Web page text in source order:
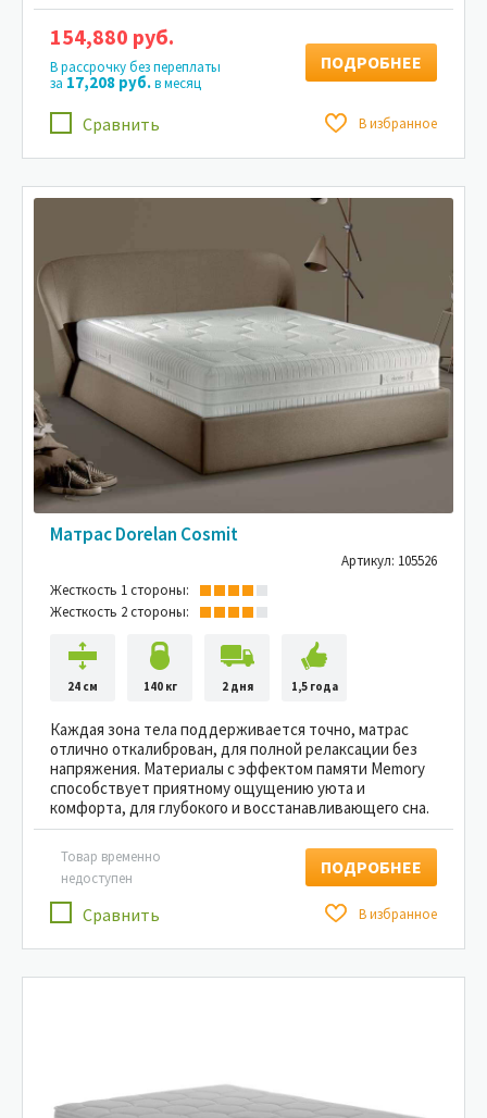
Сравнить В избранное
154,880 руб.
В рассрочку без переплаты
за 17,208 руб.в месяц
ПОДРОБНЕЕ
Матрас Dorelan Cosmit
Артикул: 105526
Жесткость 1 стороны:
Жесткость 2 стороны:
24 см 140 кг 2 дня 1,5 года
Каждая зона тела поддерживается точно, матрас
отлично откалиброван, для полной релаксации без
напряжения. Материалы с эффектом памяти Memory
способствует приятному ощущению уюта и
комфорта, для глубокого и восстанавливающего сна.
Сравнить В избранное
Товар временно
недоступен
ПОДРОБНЕЕ